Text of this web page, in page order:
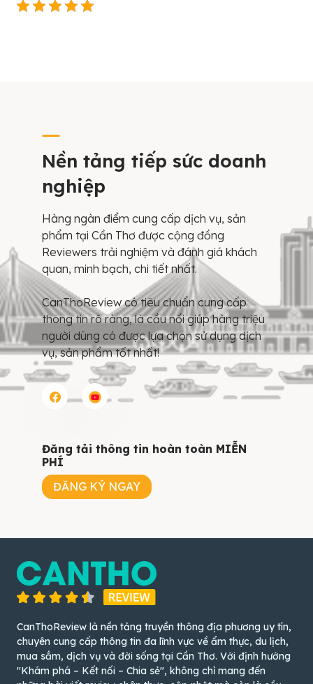
Nền tảng tiếp sức doanh
nghiệp
Hàng ngàn điểm cung cấp dịch vụ, sản
phẩm tại Cần Thơ được cộng đồng
Reviewers trải nghiệm và đánh giá khách
quan, minh bạch, chi tiết nhất.
CanThoReview có tiêu chuẩn cung cấp
thông tin rõ ràng, là cầu nối giúp hàng triệu
người dùng có được lựa chọn sử dụng dịch
vụ, sản phẩm tốt nhất!
Đăng tải thông tin hoàn toàn MIỄN
PHÍ
ĐĂNG KÝ NGAY
CanThoReview là nền tảng truyền thông địa phương uy tín,
chuyên cung cấp thông tin đa lĩnh vực về ẩm thực, du lịch,
mua sắm, dịch vụ và đời sống tại Cần Thơ. Với định hướng
"Khám phá – Kết nối – Chia sẻ", không chỉ mang đến